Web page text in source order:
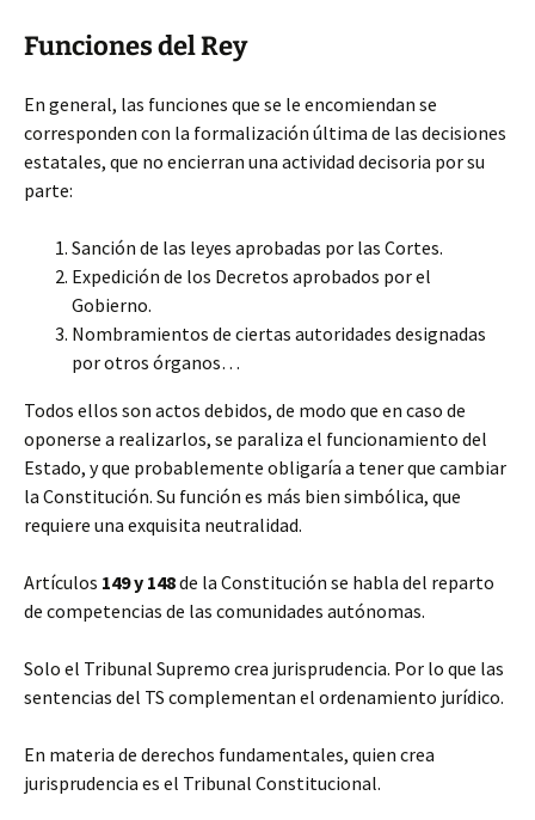
Funciones del Rey
En general, las funciones que se le encomiendan se
corresponden con la formalización última de las decisiones
estatales, que no encierran una actividad decisoria por su
parte:
Sanción de las leyes aprobadas por las Cortes.
Expedición de los Decretos aprobados por el
Gobierno.
Nombramientos de ciertas autoridades designadas
por otros órganos…
Todos ellos son actos debidos, de modo que en caso de
oponerse a realizarlos, se paraliza el funcionamiento del
Estado, y que probablemente obligaría a tener que cambiar
la Constitución. Su función es más bien simbólica, que
requiere una exquisita neutralidad.
Artículos 149 y 148de la Constitución se habla del reparto
de competencias de las comunidades autónomas.
Solo el Tribunal Supremo crea jurisprudencia. Por lo que las
sentencias del TS complementan el ordenamiento jurídico.
En materia de derechos fundamentales, quien crea
jurisprudencia es el Tribunal Constitucional.